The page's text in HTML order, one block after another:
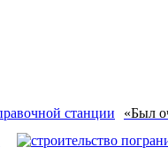
«Был